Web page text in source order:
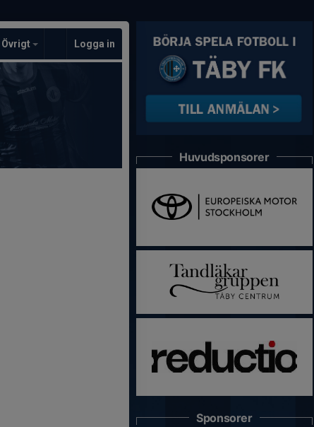
Övrigt Logga in
Huvudsponsorer
Sponsorer